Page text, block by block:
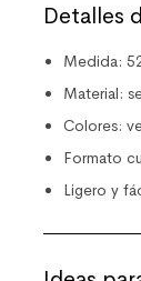
Detalles
Medida:
Material:
Colores:
Formato
Ligero y